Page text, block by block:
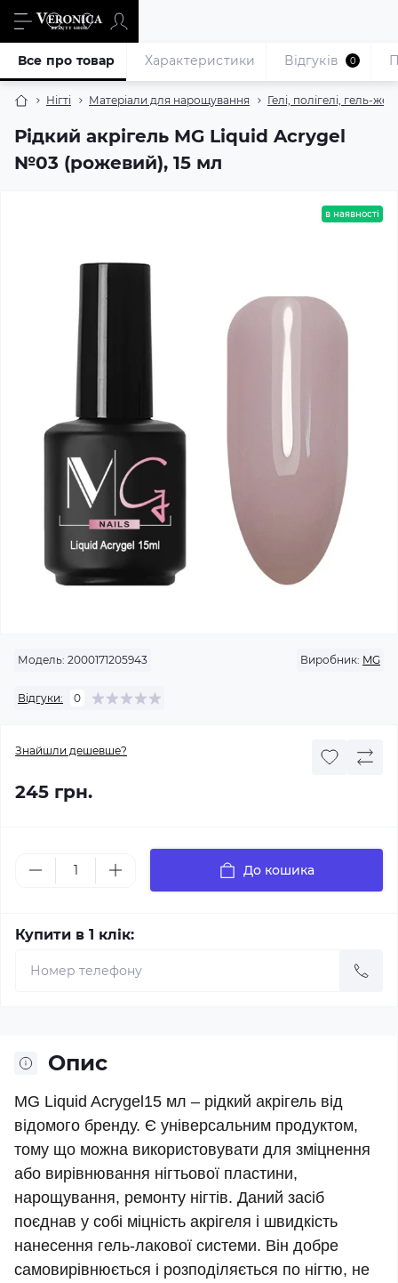
Нігті Матеріали для нарощування Гелі, полігелі, гель-
Рідкий акрігель MG Liquid Acrygel
№03 (рожевий), 15 мл
Все про товар Характеристики Відгуків 0
в наявності
Модель: 2000171205943 Виробник: MG
Відгуки: 0
Знайшли дешевше?
245 грн.
До кошика
Купити в 1 клік:
Опис
MG Liquid Acrygel15 мл – рідкий акрігель від
відомого бренду. Є універсальним продуктом,
тому що можна використовувати для зміцнення
або вирівнювання нігтьової пластини,
нарощування, ремонту нігтів. Даний засіб
поєднав у собі міцність акрігеля і швидкість
нанесення гель-лакової системи. Він добре
самовирівнюється і розподіляється по нігтю, не